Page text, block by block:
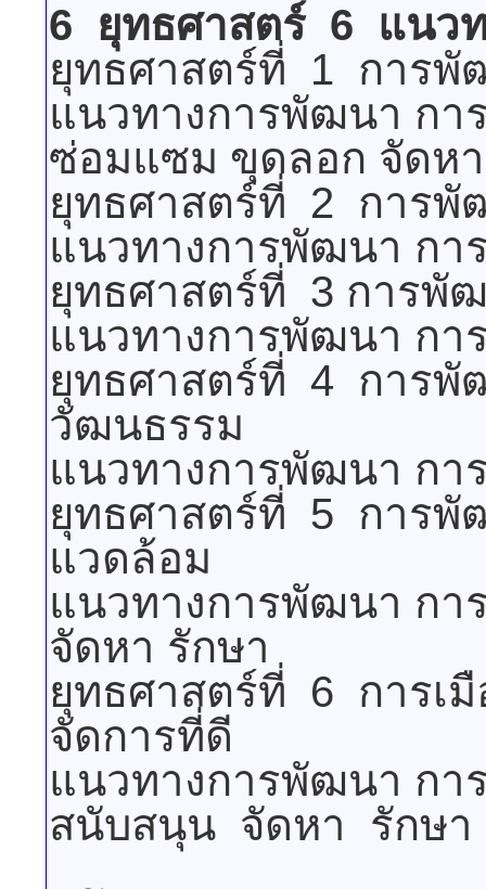
6 ยุทธศาสตร์ 6 แนว
ยุทธศาสตร์ที่ 1 การพั
แนวทางการพัฒนา กา
ซ่อมแซม ขุดลอก จัดหา
ยุทธศาสตร์ที่ 2 การพั
แนวทางการพัฒนา ก
ยุทธศาสตร์ที่ 3 การพั
แนวทางการพัฒนา ก
ยุทธศาสตร์ที่ 4 การพั
วัฒนธรรม
แนวทางการพัฒนา ก
ยุทธศาสตร์ที่ 5 การพั
แวดล้อม
แนวทางการพัฒนา กา
จัดหา รักษา
ยุทธศาสตร์ที่ 6 การเมื
จัดการที่ดี
แนวทางการพัฒนา กา
สนับสนุน จัดหา รักษา